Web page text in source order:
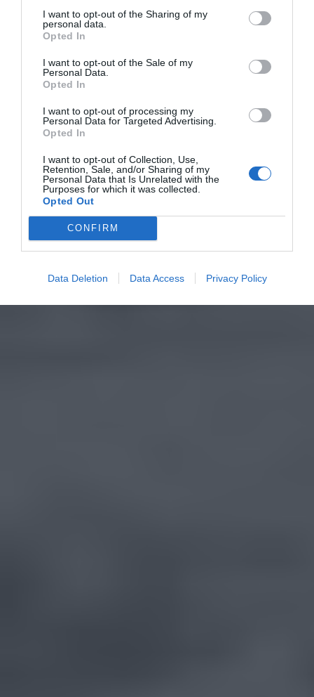
I want to opt-out of the Sharing of my
personal data.
Opted In
I want to opt-out of the Sale of my
Personal Data.
Opted In
I want to opt-out of processing my
Personal Data for Targeted Advertising.
Opted In
I want to opt-out of Collection, Use,
Retention, Sale, and/or Sharing of my
Personal Data that Is Unrelated with the
Purposes for which it was collected.
Opted Out
CONFIRM
Data Deletion Data Access Privacy Policy